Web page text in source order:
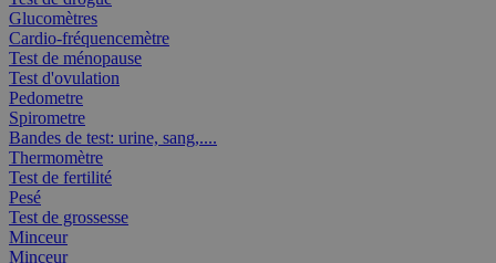
Glucomètres
Cardio-fréquencemètre
Test de ménopause
Test d'ovulation
Pedometre
Spirometre
Bandes de test: urine, sang,....
Thermomètre
Test de fertilité
Pesé
Test de grossesse
Minceur
Minceur